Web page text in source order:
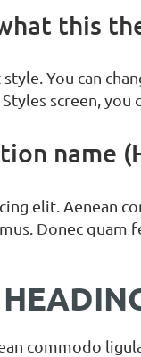
this
You can
screen,
name
elit. Aenean
Donec quam
commodo